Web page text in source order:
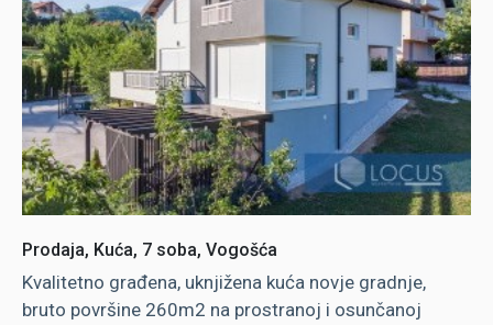
Prodaja, Kuća, 7 soba, Vogošća
Kvalitetno građena, uknjižena kuća novje gradnje,
bruto površine 260m2 na prostranoj i osunčanoj